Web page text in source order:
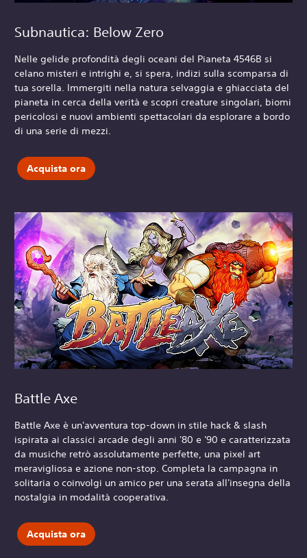
Subnautica: Below Zero
Nelle gelide profondità degli oceani del Pianeta 4546B si
celano misteri e intrighi e, si spera, indizi sulla scomparsa di
tua sorella. Immergiti nella natura selvaggia e ghiacciata del
pianeta in cerca della verità e scopri creature singolari, biomi
pericolosi e nuovi ambienti spettacolari da esplorare a bordo
di una serie di mezzi.
Acquista ora
Battle Axe
Battle Axe è un'avventura top-down in stile hack & slash
ispirata ai classici arcade degli anni '80 e '90 e caratterizzata
da musiche retrò assolutamente perfette, una pixel art
meravigliosa e azione non-stop. Completa la campagna in
solitaria o coinvolgi un amico per una serata all'insegna della
nostalgia in modalità cooperativa.
Acquista ora